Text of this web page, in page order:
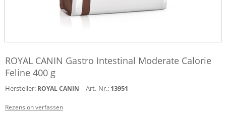
ROYAL CANIN Gastro Intestinal Moderate Calorie
Feline 400 g
Hersteller: ROYAL CANIN Art.-Nr.: 13951
Rezension verfassen